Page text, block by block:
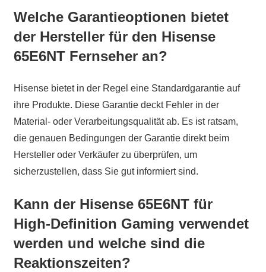
Welche Garantieoptionen bietet
der Hersteller für den Hisense
65E6NT Fernseher an?
Hisense bietet in der Regel eine Standardgarantie auf
ihre Produkte. Diese Garantie deckt Fehler in der
Material- oder Verarbeitungsqualität ab. Es ist ratsam,
die genauen Bedingungen der Garantie direkt beim
Hersteller oder Verkäufer zu überprüfen, um
sicherzustellen, dass Sie gut informiert sind.
Kann der Hisense 65E6NT für
High-Definition Gaming verwendet
werden und welche sind die
Reaktionszeiten?